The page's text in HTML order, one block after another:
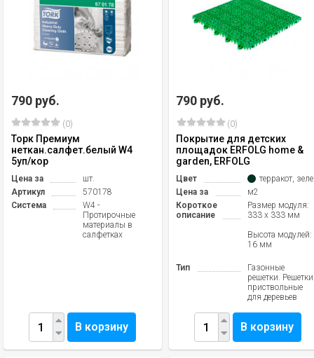
790 руб.
(0)
Торк Премиум
неткан.салфет.белый W4
5уп/кор
Цена за
шт.
Артикул
570178
Система
W4 -
Протирочные
материалы в
салфетках
В корзину
790 руб.
(0)
Покрытие для детских
площадок ERFOLG home &
garden, ERFOLG
Цвет
терракот,
Цена за
м2
Короткое
описание
Размер модуля:
333 х 333 мм
Высота модулей:
16 мм
Тип
Газонные
решетки. Решетки
приствольные
для деревьев
В корзину